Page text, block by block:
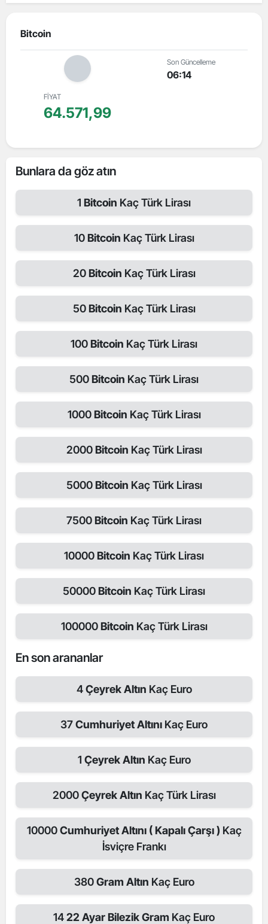
Bitcoin
Son Güncelleme
06:14
FİYAT
64.571,99
Bunlara da göz atın
1 Bitcoin Kaç Türk Lirası
10Bitcoin Kaç Türk Lirası
20Bitcoin Kaç Türk Lirası
50Bitcoin Kaç Türk Lirası
100Bitcoin Kaç Türk Lirası
500Bitcoin Kaç Türk Lirası
1000Bitcoin Kaç Türk Lirası
2000Bitcoin Kaç Türk Lirası
5000Bitcoin Kaç Türk Lirası
7500Bitcoin Kaç Türk Lirası
10000Bitcoin Kaç Türk Lirası
50000Bitcoin Kaç Türk Lirası
100000Bitcoin Kaç Türk Lirası
En son arananlar
4Çeyrek Altın Kaç Euro
37Cumhuriyet Altını Kaç Euro
1 Çeyrek Altın Kaç Euro
2000Çeyrek Altın Kaç Türk Lirası
10000Cumhuriyet Altını ( Kapalı Çarşı ) Kaç
İsviçre Frankı
380Gram Altın Kaç Euro
1422 Ayar Bilezik Gram Kaç Euro